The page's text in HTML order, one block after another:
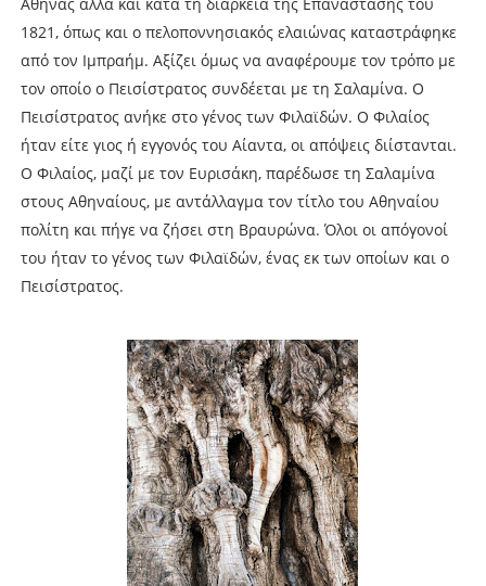
1821, όπως και ο πελοποννησιακός ελαιώνας καταστράφηκε
από τον Ιμπραήμ. Αξίζει όμως να αναφέρουμε τον τρόπο με
τον οποίο ο Πεισίστρατος συνδέεται με τη Σαλαμίνα. Ο
Πεισίστρατος ανήκε στο γένος των Φιλαϊδών. Ο Φιλαίος
ήταν είτε γιος ή εγγονός του Αίαντα, οι απόψεις διίστανται.
Ο Φιλαίος, μαζί με τον Ευρισάκη, παρέδωσε τη Σαλαμίνα
στους Αθηναίους, με αντάλλαγμα τον τίτλο του Αθηναίου
πολίτη και πήγε να ζήσει στη Βραυρώνα. Όλοι οι απόγονοί
του ήταν το γένος των Φιλαϊδών, ένας εκ των οποίων και ο
Πεισίστρατος.